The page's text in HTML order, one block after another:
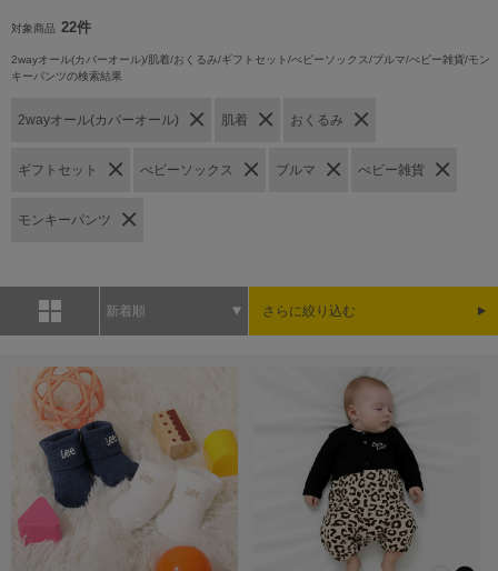
対象商品 22件
2wayオール(カバーオール)/肌着/おくるみ/ギフトセット/べビーソックス/ブルマ/べビー雑貨/モン
キーパンツの検索結果
2wayオール(カバーオール) 肌着 おくるみ
ギフトセット べビーソックス ブルマ べビー雑貨
モンキーパンツ
新着順 さらに絞り込む